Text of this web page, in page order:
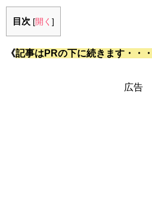
目次 [開く ]
《記事はPRの下に続きます・・・
広告